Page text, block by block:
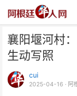
襄阳堰河村
生动写照
cui
2025-04-16 · 阿